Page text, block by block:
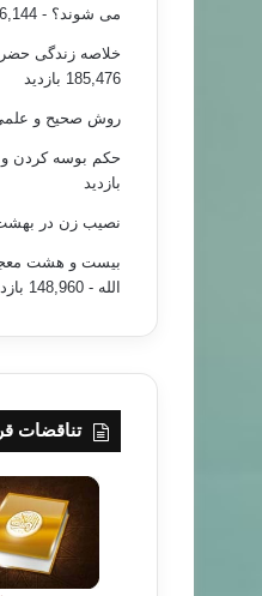
می شوند؟ - 196,144 بازدید
خلاصه زندگی
185,476 بازدید
روش صحیح و
حکم بوسه کردن و
بازدید
نصیب زن در
بیست و هشت
الله - 148,960 بازدید
تناقضات